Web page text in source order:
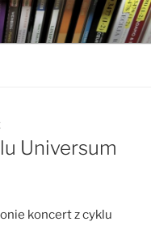
Universum
koncert z cyklu